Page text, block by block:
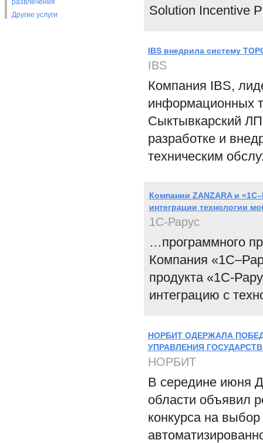
развлечения
Другие услуги
Solution Incentive
IBS внедрила систему
IBS
Компания IBS,
информационных
Сыктывкарский
разработке и
техническим
Компании ZANZARA и
интеграции технологии
1С-Рарус
…программного
Компания
продукта «1С-
интеграцию с
НОРБИТ ОДЕРЖАЛА
УПРАВЛЕНИЯ
НОРБИТ
В середине июня
области объявил
конкурса на